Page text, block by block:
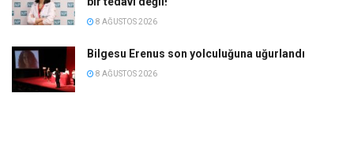
8 AĞUSTOS 2026
Bilgesu Erenus son yolculuğuna uğurlandı
8 AĞUSTOS 2026